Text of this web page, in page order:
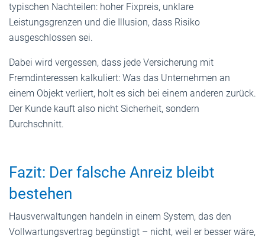
typischen Nachteilen: hoher Fixpreis, unklare
Leistungsgrenzen und die Illusion, dass Risiko
ausgeschlossen sei.
Dabei wird vergessen, dass jede Versicherung mit
Fremdinteressen kalkuliert: Was das Unternehmen an
einem Objekt verliert, holt es sich bei einem anderen zurück.
Der Kunde kauft also nicht Sicherheit, sondern
Durchschnitt.
Fazit: Der falsche Anreiz bleibt
bestehen
Hausverwaltungen handeln in einem System, das den
Vollwartungsvertrag begünstigt – nicht, weil er besser wäre,